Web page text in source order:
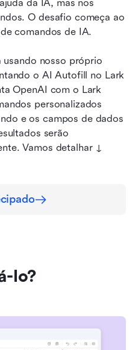
da IA, mas nos
O desafio começa ao
comandos de IA.
usando nosso próprio
o AI Autofill no Lark
OpenAI com o Lark
personalizados
e os campos de dados
serão
Vamos detalhar ↓
lo?
de prompt, de uma
mágica.